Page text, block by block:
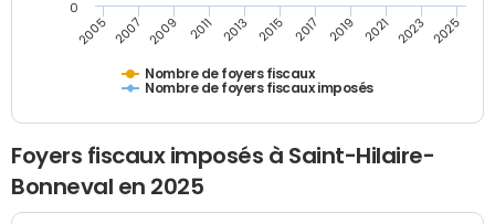
Nombre de foyers fiscaux
Nombre de foyers fiscaux imposés
2005 2007 2009 2011 2013 2015 2017 2019 2021 2023 2025
0
Foyers fiscaux imposés à Saint-Hilaire-
Bonneval en 2025